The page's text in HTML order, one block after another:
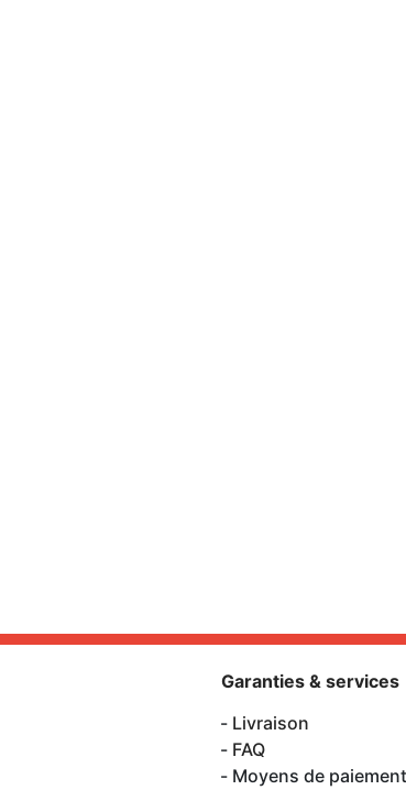
Garanties & services
Livraison
FAQ
Moyens de paiement